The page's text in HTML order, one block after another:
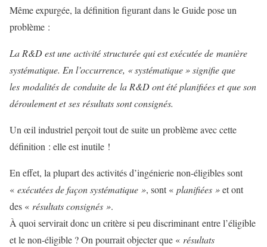
Même expurgée, la définition figurant dans le Guide pose un
problème :
La R&D est une activité structurée qui est exécutée de manière
systématique. En l’occurrence, « systématique » signifie que
les modalités de conduite de la R&D ont été planifiées et que son
déroulement et ses résultats sont consignés.
Un œil industriel perçoit tout de suite un problème avec cette
définition : elle est inutile !
En effet, la plupart des activités d’ingénierie non-éligibles sont
« exécutées de façon systématique », sont « planifiées »et ont
des « résultats consignés ».
À quoi servirait donc un critère si peu discriminant entre l’éligible
et le non-éligible ? On pourrait objecter que « résultats